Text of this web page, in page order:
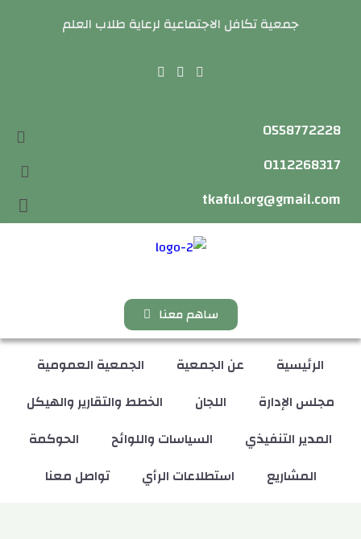
جمعية تكافل الاجتماعية لرعاية طلاب العلم
0558772228
0112268317
tkaful.org@gmail.com
ساهم معنا
الرئيسية عن الجمعية
الجمعية العمومية
مجلس الإدارة
اللجان
الخطط والتقارير والهيكل
المدير التنفيذي
السياسات واللوائح
الحوكمة
المشاريع
استطلاعات الرأي تواصل معنا